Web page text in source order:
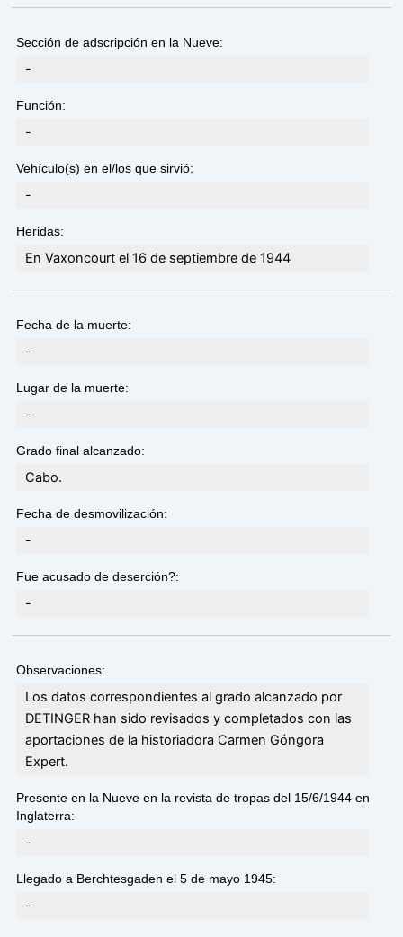
Sección de adscripción en la Nueve:
-
Función:
-
Vehículo(s) en el/los que sirvió:
-
Heridas:
En Vaxoncourt el 16 de septiembre de 1944
Fecha de la muerte:
-
Lugar de la muerte:
-
Grado final alcanzado:
Cabo.
Fecha de desmovilización:
-
Fue acusado de deserción?:
-
Observaciones:
Los datos correspondientes al grado alcanzado por
DETINGER han sido revisados y completados con las
aportaciones de la historiadora Carmen Góngora
Expert.
Presente en la Nueve en la revista de tropas del 15/6/1944 en
Inglaterra:
-
Llegado a Berchtesgaden el 5 de mayo 1945:
-